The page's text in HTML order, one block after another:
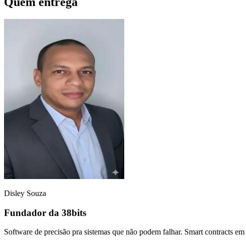
Disley Souza
Fundador da 38bits
Software de precisão pra sistemas que não podem falhar. Smart contracts